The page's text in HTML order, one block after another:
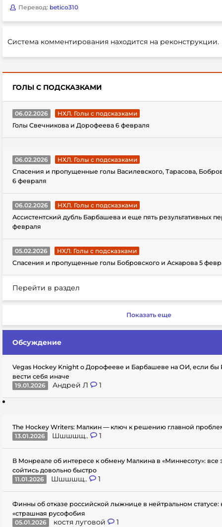
Перевод: betico310
Система комментирования находится на реконструкции.
ГОЛЫ С ПОДСКАЗКАМИ
06.02.2026
НХЛ. Голы с подсказками
Голы Свечникова и Дорофеева 6 февраля
06.02.2026
НХЛ. Голы с подсказками
Спасения и пропущенные голы Василевского, Тарасова,
6 февраля
06.02.2026
НХЛ. Голы с подсказками
Ассистентский дубль Барбашева и еще пять результативных
февраля
05.02.2026
НХЛ. Голы с подсказками
Спасения и пропущенные голы Бобровского и Аскарова 5
Перейти в раздел
Показать еще
Обсуждение
Vegas Hockey Knight о Дорофееве и Барбашеве на ОИ, если бы
вести себя иначе
19.01.2026
Андрей Л 1
The Hockey Writers: Малкин — ключ к решению главной
13.01.2026
Шшшшщ.. 1
В Монреале об интересе к обмену Малкина в «Миннесоту»: все
сойтись довольно быстро
11.01.2026
Шшшшщ.. 1
Финны об отказе российской лыжнице в нейтральном статусе:
«страшная русофобия
05.01.2026
костя луговой 1